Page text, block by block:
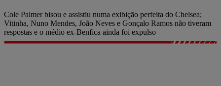
Cole Palmer bisou e assistiu numa exibição perfeita do Chelsea;
Vitinha, Nuno Mendes, João Neves e Gonçalo Ramos não tiveram
respostas e o médio ex-Benfica ainda foi expulso